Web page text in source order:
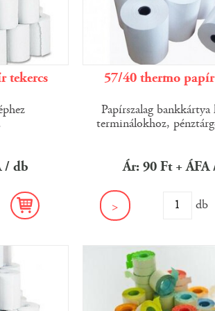
tekercs
/ db
57/40 thermo papír
Papírszalag bankkártya
terminálokhoz,
Ár: 90 Ft + ÁFA
>